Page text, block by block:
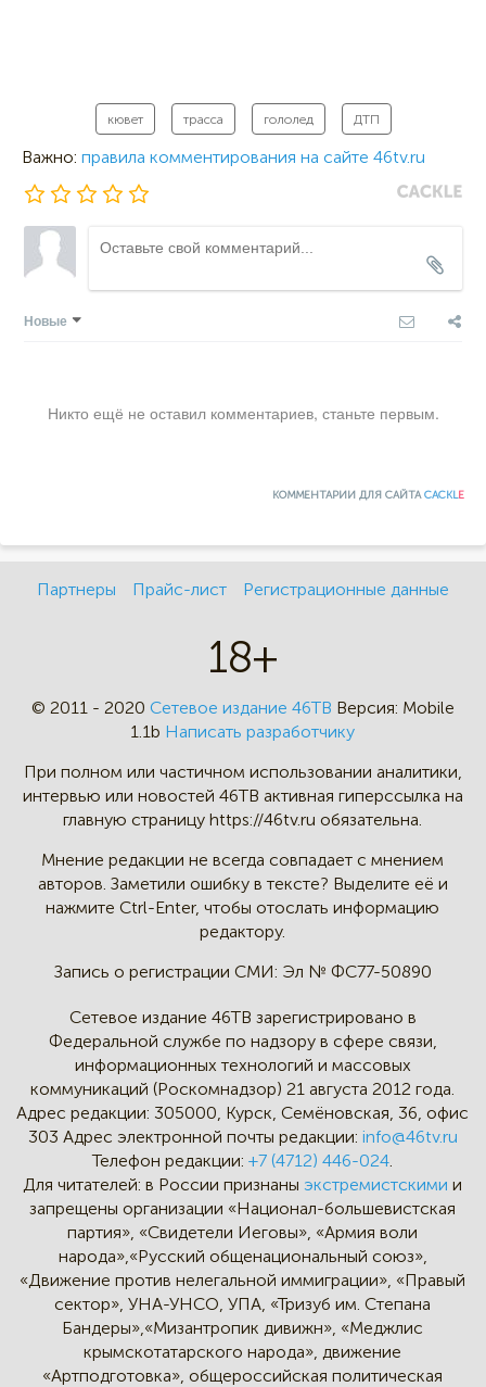
кювет трасса гололед ДТП
Важно: правила комментирования на сайте 46tv.ru
Новые
Никто ещё не оставил комментариев, станьте первым.
КОММЕНТАРИИ ДЛЯ САЙТАCACKLE
Партнеры Прайс-лист Регистрационные данные
18+
© 2011 - 2020 Сетевое издание 46ТВ Версия: Mobile
1.1b Написать разработчику
При полном или частичном использовании аналитики,
интервью или новостей 46TB активная гиперссылка на
главную страницу https://46tv.ru обязательна.
Мнение редакции не всегда совпадает с мнением
авторов. Заметили ошибку в тексте? Выделите её и
нажмите Ctrl-Enter, чтобы отослать информацию
редактору.
Запись о регистрации СМИ: Эл № ФС77-50890
Сетевое издание 46ТВ зарегистрировано в
Федеральной службе по надзору в сфере связи,
информационных технологий и массовых
коммуникаций (Роскомнадзор) 21 августа 2012 года.
Адрес редакции: 305000, Курск, Семёновская, 36, офис
303 Адрес электронной почты редакции: info@46tv.ru
Телефон редакции: +7 (4712) 446-024
Для читателей: в России признаныэкстремистскими и
запрещены организации «Национал-большевистская
партия», «Свидетели Иеговы», «Армия воли
народа»,«Русский общенациональный союз»,
«Движение против нелегальной иммиграции», «Правый
сектор», УНА-УНСО, УПА, «Тризуб им. Степана
Бандеры»,«Мизантропик дивижн», «Меджлис
крымскотатарского народа», движение
«Артподготовка», общероссийская политическая